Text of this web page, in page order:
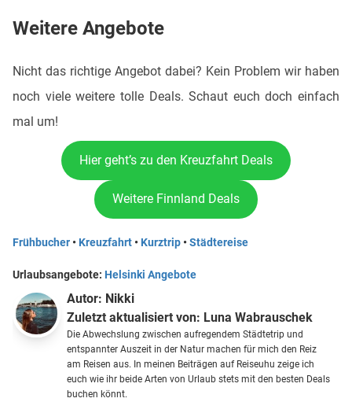
Weitere Angebote
Nicht das richtige Angebot dabei? Kein Problem wir haben
noch viele weitere tolle Deals. Schaut euch doch einfach
mal um!
Hier geht’s zu den Kreuzfahrt Deals
Weitere Finnland Deals
Frühbucher • Kreuzfahrt • Kurztrip •Städtereise
Urlaubsangebote: Helsinki Angebote
Autor: Nikki
Zuletzt aktualisiert von: Luna Wabrauschek
Die Abwechslung zwischen aufregendem Städtetrip und
entspannter Auszeit in der Natur machen für mich den Reiz
am Reisen aus. In meinen Beiträgen auf Reiseuhu zeige ich
euch wie ihr beide Arten von Urlaub stets mit den besten Deals
buchen könnt.